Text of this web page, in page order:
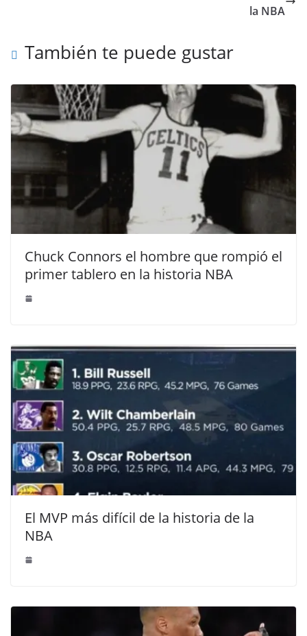
la NBA
También te puede gustar
Chuck Connors el hombre que rompió el
primer tablero en la historia NBA
El MVP más difícil de la historia de la
NBA